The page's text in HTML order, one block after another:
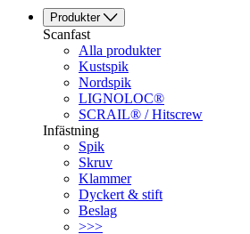
Produkter
Scanfast
Alla produkter
Kustspik
Nordspik
LIGNOLOC®
SCRAIL® / Hitscrew
Infästning
Spik
Skruv
Klammer
Dyckert & stift
Beslag
>>>